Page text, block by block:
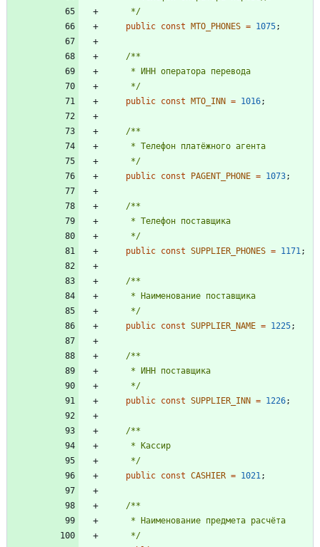
     */
public const MTO_PHONES = 1075;
     */
public const MTO_INN = 1016;
     */
public const PAGENT_PHONE = 1073;
     */
public const SUPPLIER_PHONES = 1171;
     */
public const SUPPLIER_NAME = 1225;
     */
public const SUPPLIER_INN = 1226;
     */
public const CASHIER = 1021;
     */